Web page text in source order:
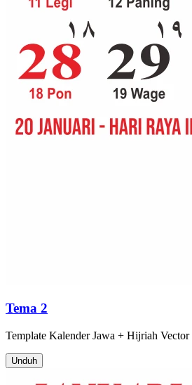
Tema 2
Template Kalender Jawa + Hijriah Vector
Unduh